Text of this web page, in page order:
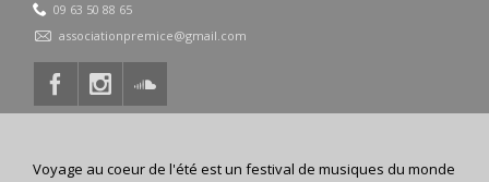
09 63 50 88 65
associationpremice@gmail.com
Voyage au coeur de l'été est un festival de musiques du monde